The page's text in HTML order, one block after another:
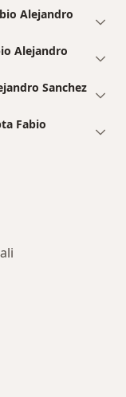
Alejandro
Alejandro
Sanchez
Fabio